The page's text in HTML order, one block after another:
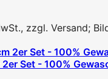
zzgl. Versand;
Set - 100%